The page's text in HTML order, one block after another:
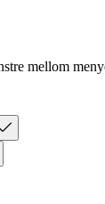
mellom